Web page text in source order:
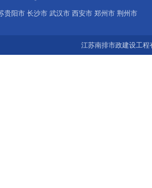
贵阳市 长沙市 武汉市 西安市 郑州市 荆州市
江苏南排市政建设工